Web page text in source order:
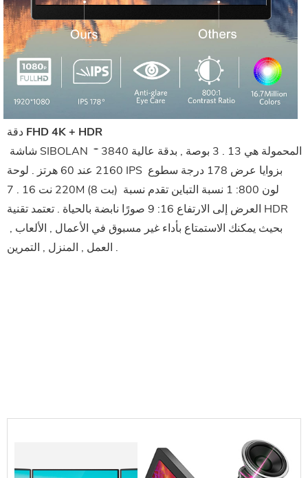
دقة FHD 4K + HDR
2160 عند 60 هرتز . لوحة IPS بزوايا عرض 178 درجة سطوع
220 نت 16 . 7M (8 بت) لون 800: 1 نسبة التباين تقدم نسبة
العرض إلى الارتفاع 16: 9 صورًا نابضة بالحياة . تعتمد تقنية HDR
العمل , المنزل , التمرين .